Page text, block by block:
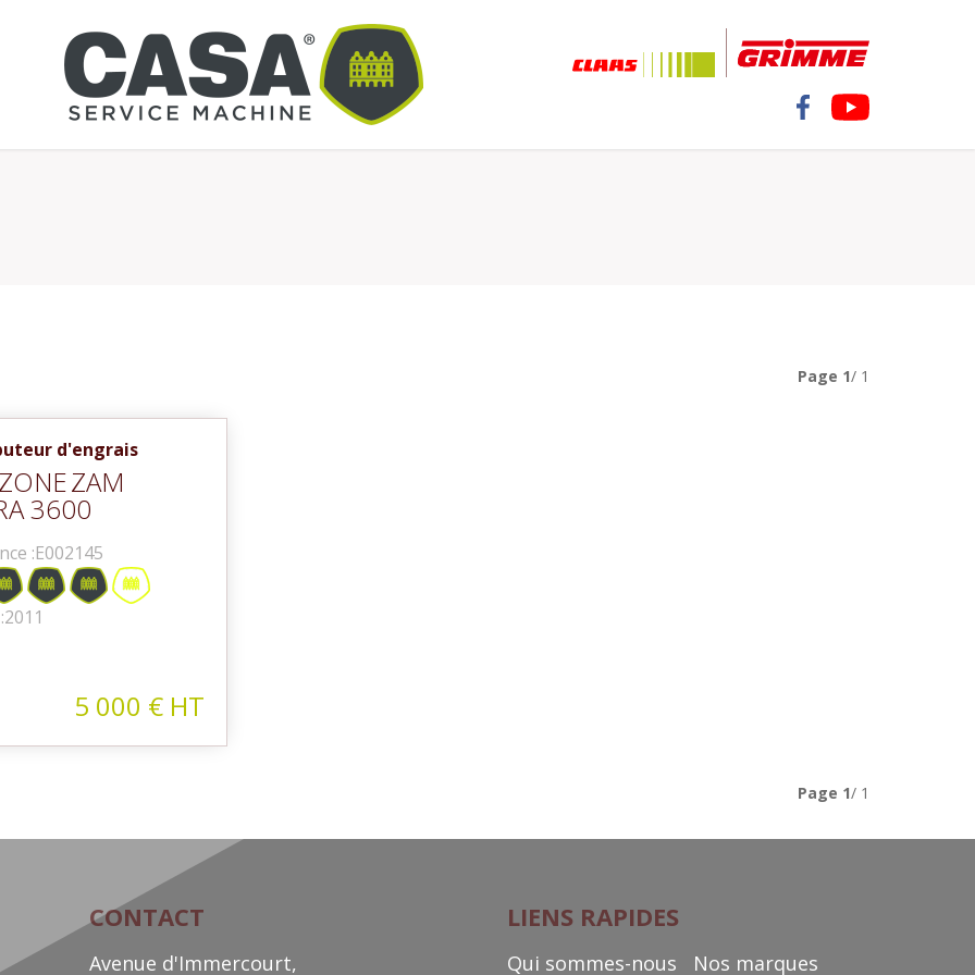
Page 1/ 1
d'engrais
ZAM
3600
:E002145
2011
5 000 € HT
Page 1/ 1
CONTACT
Avenue d'Immercourt,
LIENS RAPIDES
Qui sommes-nous Nos marques